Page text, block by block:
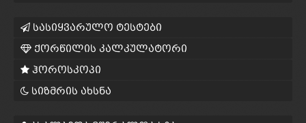
სასიყვარულო ტესტები
ქორწილის კალკულატორი
ჰოროსკოპი
სიზმრის ახსნა